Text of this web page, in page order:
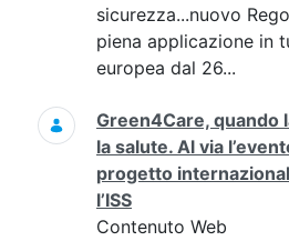
sicurezza...nuovo
piena applicazione in
europea dal 26...
Green4Care, quando
la salute. Al via
progetto
l’ISS
Contenuto Web